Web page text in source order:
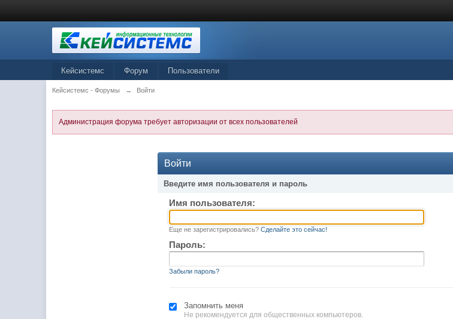
Кейсистемс Форум Пользователи
Кейсистемс - Форумы → Войти
Администрация форума требует авторизации от всех пользователей
Войти
Введите имя пользователя и пароль
Имя пользователя:
Еще не зарегистрировались? Сделайте это сейчас!
Пароль:
Забыли пароль?
Запомнить меня
Не рекомендуется для общественных компьютеров.